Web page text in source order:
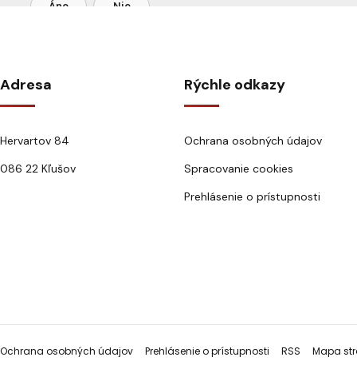
Áno Nie
Adresa
Hervartov 84
086 22 Kľušov
Rýchle odkazy
Ochrana osobných údajov
Spracovanie cookies
Prehlásenie o prístupnosti
Ochrana osobných údajov Prehlásenie o prístupnosti RSS Mapa